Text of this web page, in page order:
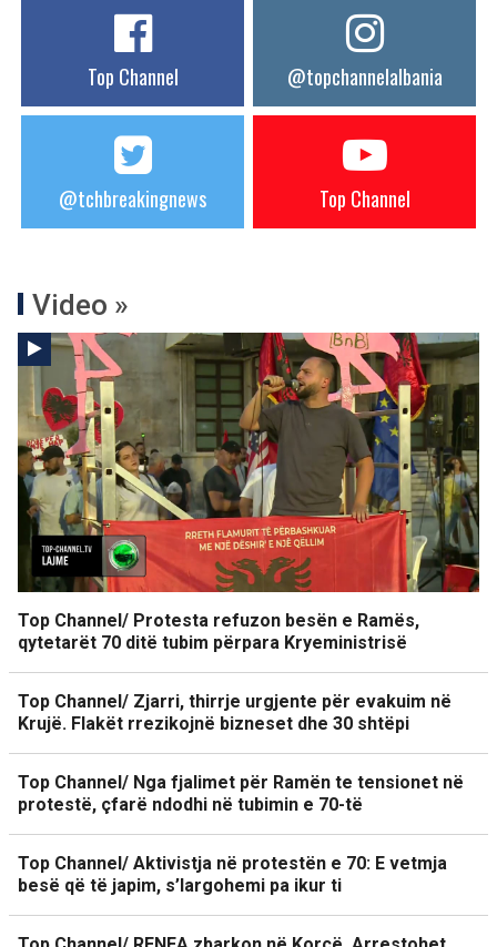
Top Channel @topchannelalbania
@tchbreakingnews Top Channel
Video »
Top Channel/ Protesta refuzon besën e Ramës,
qytetarët 70 ditë tubim përpara Kryeministrisë
Top Channel/ Zjarri, thirrje urgjente për evakuim në
Krujë. Flakët rrezikojnë bizneset dhe 30 shtëpi
Top Channel/ Nga fjalimet për Ramën te tensionet në
protestë, çfarë ndodhi në tubimin e 70-të
Top Channel/ Aktivistja në protestën e 70: E vetmja
besë që të japim, s’largohemi pa ikur ti